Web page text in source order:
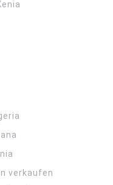
verkaufen